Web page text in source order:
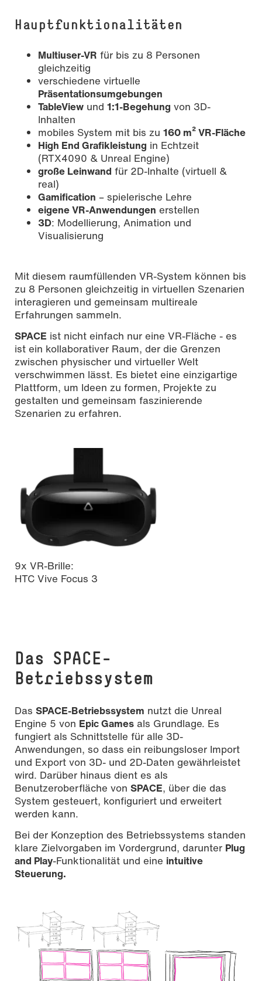
Hauptfunktionalitäten
Multiuser-VR für bis zu 8 Personen
gleichzeitig
verschiedene virtuelle
Präsentationsumgebungen
TableView und 1:1-Begehung von 3D-
Inhalten
mobiles System mit bis zu 160 m² VR-Fläche
High End Grafikleistung in Echtzeit
(RTX4090 & Unreal Engine)
große Leinwand für 2D-Inhalte (virtuell &
real)
Gamification – spielerische Lehre
eigene VR-Anwendungen erstellen
3D: Modellierung, Animation und
Visualisierung
Mit diesem raumfüllenden VR-System können bis
zu 8 Personen gleichzeitig in virtuellen Szenarien
interagieren und gemeinsam multireale
Erfahrungen sammeln.
SPACE ist nicht einfach nur eine VR-Fläche - es
ist ein kollaborativer Raum, der die Grenzen
zwischen physischer und virtueller Welt
verschwimmen lässt. Es bietet eine einzigartige
Plattform, um Ideen zu formen, Projekte zu
gestalten und gemeinsam faszinierende
Szenarien zu erfahren.
9x VR-Brille:
HTC Vive Focus 3
Das SPACE-
Betriebssystem
Das SPACE-Betriebssystem nutzt die Unreal
Engine 5 von Epic Games als Grundlage. Es
fungiert als Schnittstelle für alle 3D-
Anwendungen, so dass ein reibungsloser Import
und Export von 3D- und 2D-Daten gewährleistet
wird. Darüber hinaus dient es als
Benutzeroberfläche von SPACE, über die das
System gesteuert, konfiguriert und erweitert
werden kann.
Bei der Konzeption des Betriebssystems standen
klare Zielvorgaben im Vordergrund, darunter Plug
and Play-Funktionalität und eine intuitive
Steuerung.